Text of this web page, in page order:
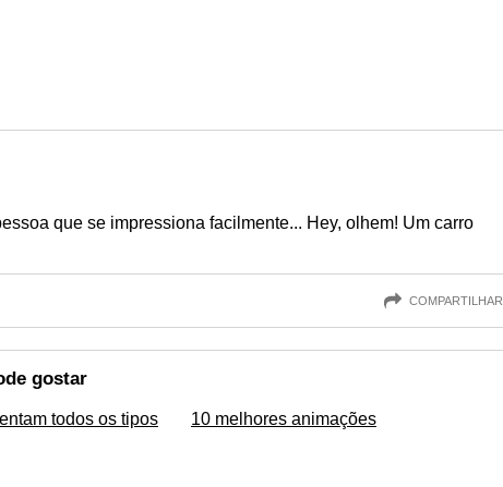
que se impressiona facilmente... Hey, olhem! Um carro
COMPARTILHAR
gostar
todos os tipos
10 melhores animações